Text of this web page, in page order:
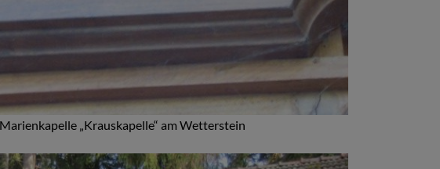
„Krauskapelle“ am Wetterstein